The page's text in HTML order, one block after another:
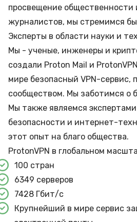
просвещение общественности
журналистов, мы стремимся
Эксперты в области науки и
Мы - ученые, инженеры и
создали Proton Mail и
мире безопасный VPN-
сообществом. Мы заботимся о
Мы также являемся
безопасности и интернет-
этот опыт на благо общества.
ProtonVPN в глобальном
100 стран
6349 серверов
7428 Гбит/с
Крупнейший в мире сервис